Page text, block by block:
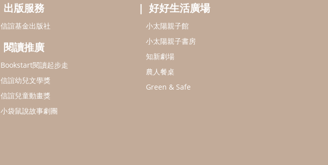
出版服務
信誼基金出版社
閱讀推廣
Bookstart閱讀起步走
信誼幼兒文學獎
信誼兒童動畫獎
小袋鼠說故事劇團
好好生活廣場
小太陽親子館
小太陽親子書房
知新劇場
農人餐桌
Green & Safe